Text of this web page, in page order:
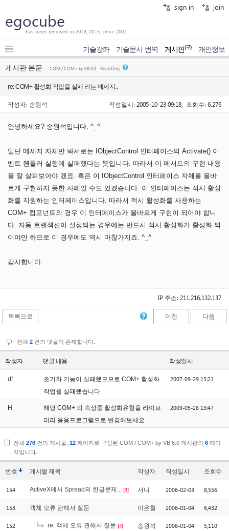
sign in join
egocube
has been renewed in 2018, 2013, since 2001.
기술강좌 기술문서 번역 게시판(구) 개인정보
게시판 본문 COM / COM+ by VB 6.0 - Read Only
re: COM+ 활성화 작업을 실패 라는 메세지..
작성자: 송원석 작성일시: 2005-10-23 09:18, 조회수: 6,276
안녕하세요? 송원석입니다. ^_^
일단 메세지 자체만 봐서로는 IObjectControl 인터페이스의 Activate() 이
벤트 헨들러 실행에 실패했다는 뜻입니다. 따라서 이 메서드의 구현 내용
을 잘 살펴보아야 겠죠. 혹은 이 IObjectControl 인터페이스 자체를 올바
르게 구현하지 못한 사례일 수도 있겠습니다. 이 인터페이스는 적시 활성
화를 지원하는 인터페이스입니다. 따라서 적시 활성화를 사용하는
COM+ 컴포넌트의 경우 이 인터페이스가 올바르게 구현이 되어야 합니
다. 자동 트랜젝션이 설정되는 경우에는 반드시 적시 활성화가 활성화 되
어야만 하므로 이 경우에도 역시 마찮가지죠. ^_^
감사합니다.
IP 주소: 211.216.132.137
목록으로 이전 다음
전체 2 건의 댓글이 존재합니다.
작성자 댓글 내용 작성일시
df
초기화 기능이 실패했으므로 COM+ 활성화
작업을 실패했습니다
2007-09-29 15:21
H
해당 COM+ 의 속성중 활성화유형을 라이브
러리 응용프로그램으로 변경해보세요.
2009-05-28 13:47
전체 276 건의 게시물, 12 페이지로 구성된 COM / COM+ by VB 6.0 게시판의 6 페이
지입니다.
번호 게시물제목 작성자 작성일시 조회수
154 ActiveX에서 Spread의 한글문제... [3] 서니 2006-02-03 8,556
153 객체 오류 관해서 질문 이은철 2006-01-04 6,432
152 re: 객체 오류 관해서 질문 [2] 송원석 2006-01-04 5,110